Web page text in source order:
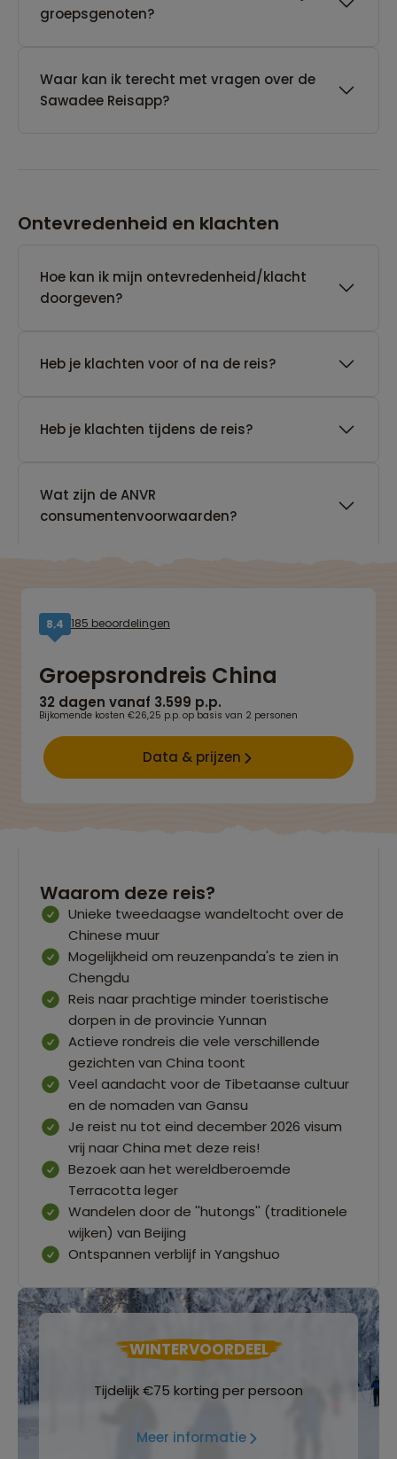
groepsgenoten?
Waar kan ik terecht met vragen over de
Sawadee Reisapp?
Ontevredenheid en klachten
Hoe kan ik mijn ontevredenheid/klacht
doorgeven?
Heb je klachten voor of na de reis?
Heb je klachten tijdens de reis?
Wat zijn de ANVR
consumentenvoorwaarden?
8,4 185 beoordelingen
Groepsrondreis China
32 dagen vanaf 3.599 p.p.
Bijkomende kosten €26,25 p.p. op basis van 2 personen
Data & prijzen
Waarom deze reis?
Unieke tweedaagse wandeltocht over de
Chinese muur
Mogelijkheid om reuzenpanda's te zien in
Chengdu
Reis naar prachtige minder toeristische
dorpen in de provincie Yunnan
Actieve rondreis die vele verschillende
gezichten van China toont
Veel aandacht voor de Tibetaanse cultuur
en de nomaden van Gansu
Je reist nu tot eind december 2026 visum
vrij naar China met deze reis!
Bezoek aan het wereldberoemde
Terracotta leger
Wandelen door de ''hutongs'' (traditionele
wijken) van Beijing
Ontspannen verblijf in Yangshuo
WINTERVOORDEEL
Tijdelijk €75 korting per persoon
Meer informatie